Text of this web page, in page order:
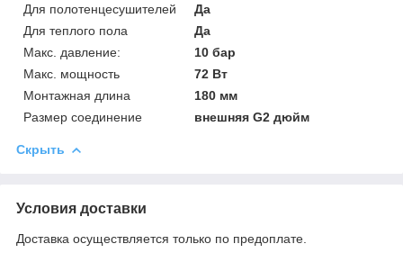
Для полотенцесушителей
Да
Для теплого пола
Да
Макс. давление:
10 бар
Макс. мощность
72 Вт
Монтажная длина
180 мм
Размер соединение
внешняя G2 дюйм
Скрыть
Условия доставки
Доставка осуществляется только по предоплате.